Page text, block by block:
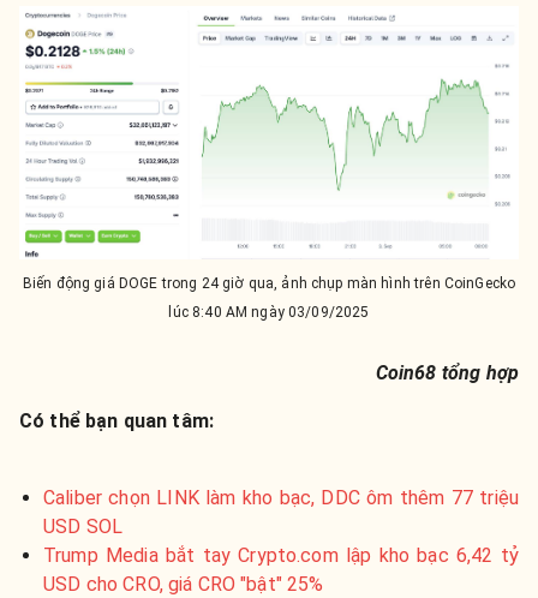
Biến động giá DOGE trong 24 giờ qua, ảnh chụp màn hình trên CoinGecko
lúc 8:40 AM ngày 03/09/2025
Coin68 tổng hợp
Có thể bạn quan tâm:
Caliber chọn LINK làm kho bạc, DDC ôm thêm 77 triệu
USD SOL
Trump Media bắt tay Crypto.com lập kho bạc 6,42 tỷ
USD cho CRO, giá CRO "bật" 25%